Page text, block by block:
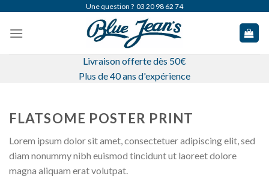
content
Une question ? 03 20 98 62 74
Livraison offerte dès 50€
Plus de 40 ans d'expérience
FLATSOME POSTER PRINT
Lorem ipsum dolor sit amet, consectetuer adipiscing elit, sed
diam nonummy nibh euismod tincidunt ut laoreet dolore
magna aliquam erat volutpat.